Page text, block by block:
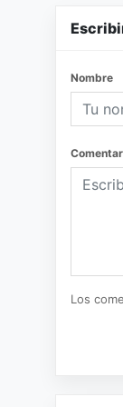
Nombre
Los